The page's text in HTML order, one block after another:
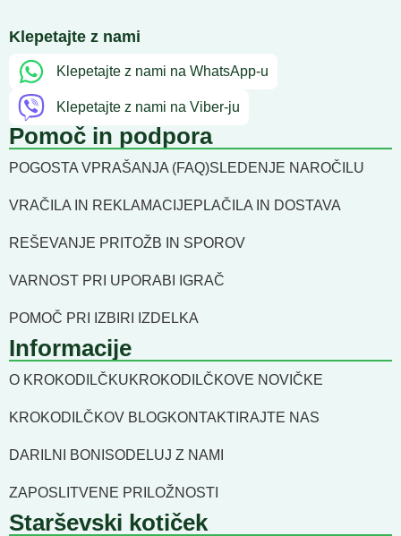
Klepetajte z nami
Klepetajte z nami na WhatsApp-u
Klepetajte z nami na Viber-ju
Pomoč in podpora
POGOSTA VPRAŠANJA (FAQ)SLEDENJE NAROČILU
VRAČILA IN REKLAMACIJEPLAČILA IN DOSTAVA
REŠEVANJE PRITOŽB IN SPOROV
VARNOST PRI UPORABI IGRAČ
POMOČ PRI IZBIRI IZDELKA
Informacije
O KROKODILČKUKROKODILČKOVE NOVIČKE
KROKODILČKOV BLOGKONTAKTIRAJTE NAS
DARILNI BONI SODELUJ Z NAMI
ZAPOSLITVENE PRILOŽNOSTI
Starševski kotiček